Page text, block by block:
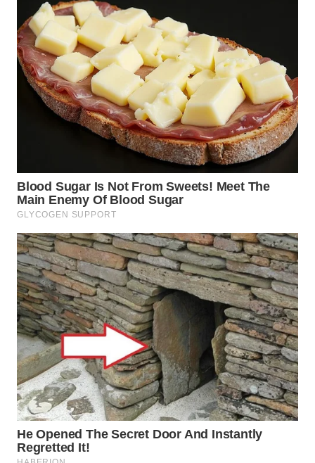
WN
INDRAMAYU
WN
KUNINGAN
WN
MAJALENGKA
SUBANG
WN
WN
PURWAKARTA
WN
PRIANGAN
TIMUR
WN
SEMARANG
WN
SOLO